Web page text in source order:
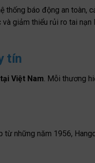
thống báo động an toàn,
giảm thiểu rủi ro tai nạn
tín
Việt Nam. Mỗi thương
từ những năm 1956,